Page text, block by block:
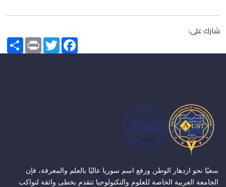
شارك على:
Share PrintTwitterFacebook
سعيًا نحو ازدهار الوطن ورفع اسم سوريا عاليًا بالعلم والمعرفة، فإن
الجامعة العربية الخاصة للعلوم والتكنولوجيا تتقدم بخطى واثقة لتواكب